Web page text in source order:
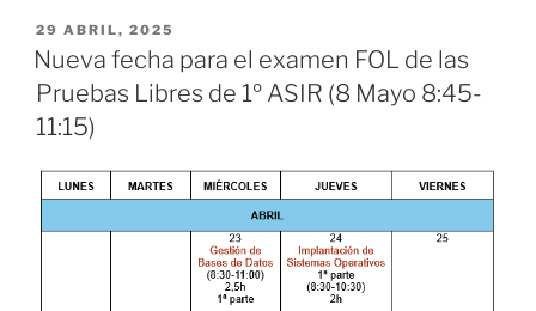
PUBLICADO
EL
29 ABRIL, 2025
Nueva fecha para el examen FOL de las
Pruebas Libres de 1º ASIR (8 Mayo 8:45-
11:15)